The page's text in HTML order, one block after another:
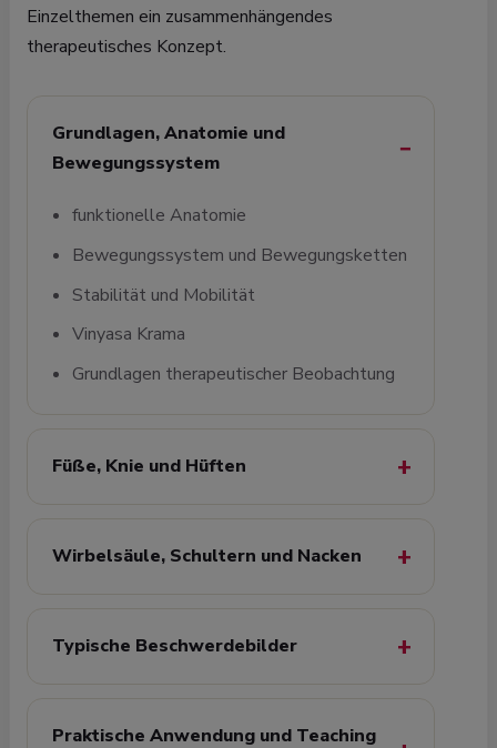
Einzelthemen ein zusammenhängendes
therapeutisches Konzept.
Grundlagen, Anatomie und
Bewegungssystem
funktionelle Anatomie
Bewegungssystem und Bewegungsketten
Stabilität und Mobilität
Vinyasa Krama
Grundlagen therapeutischer Beobachtung
Füße, Knie und Hüften
Wirbelsäule, Schultern und Nacken
Typische Beschwerdebilder
Praktische Anwendung und Teaching